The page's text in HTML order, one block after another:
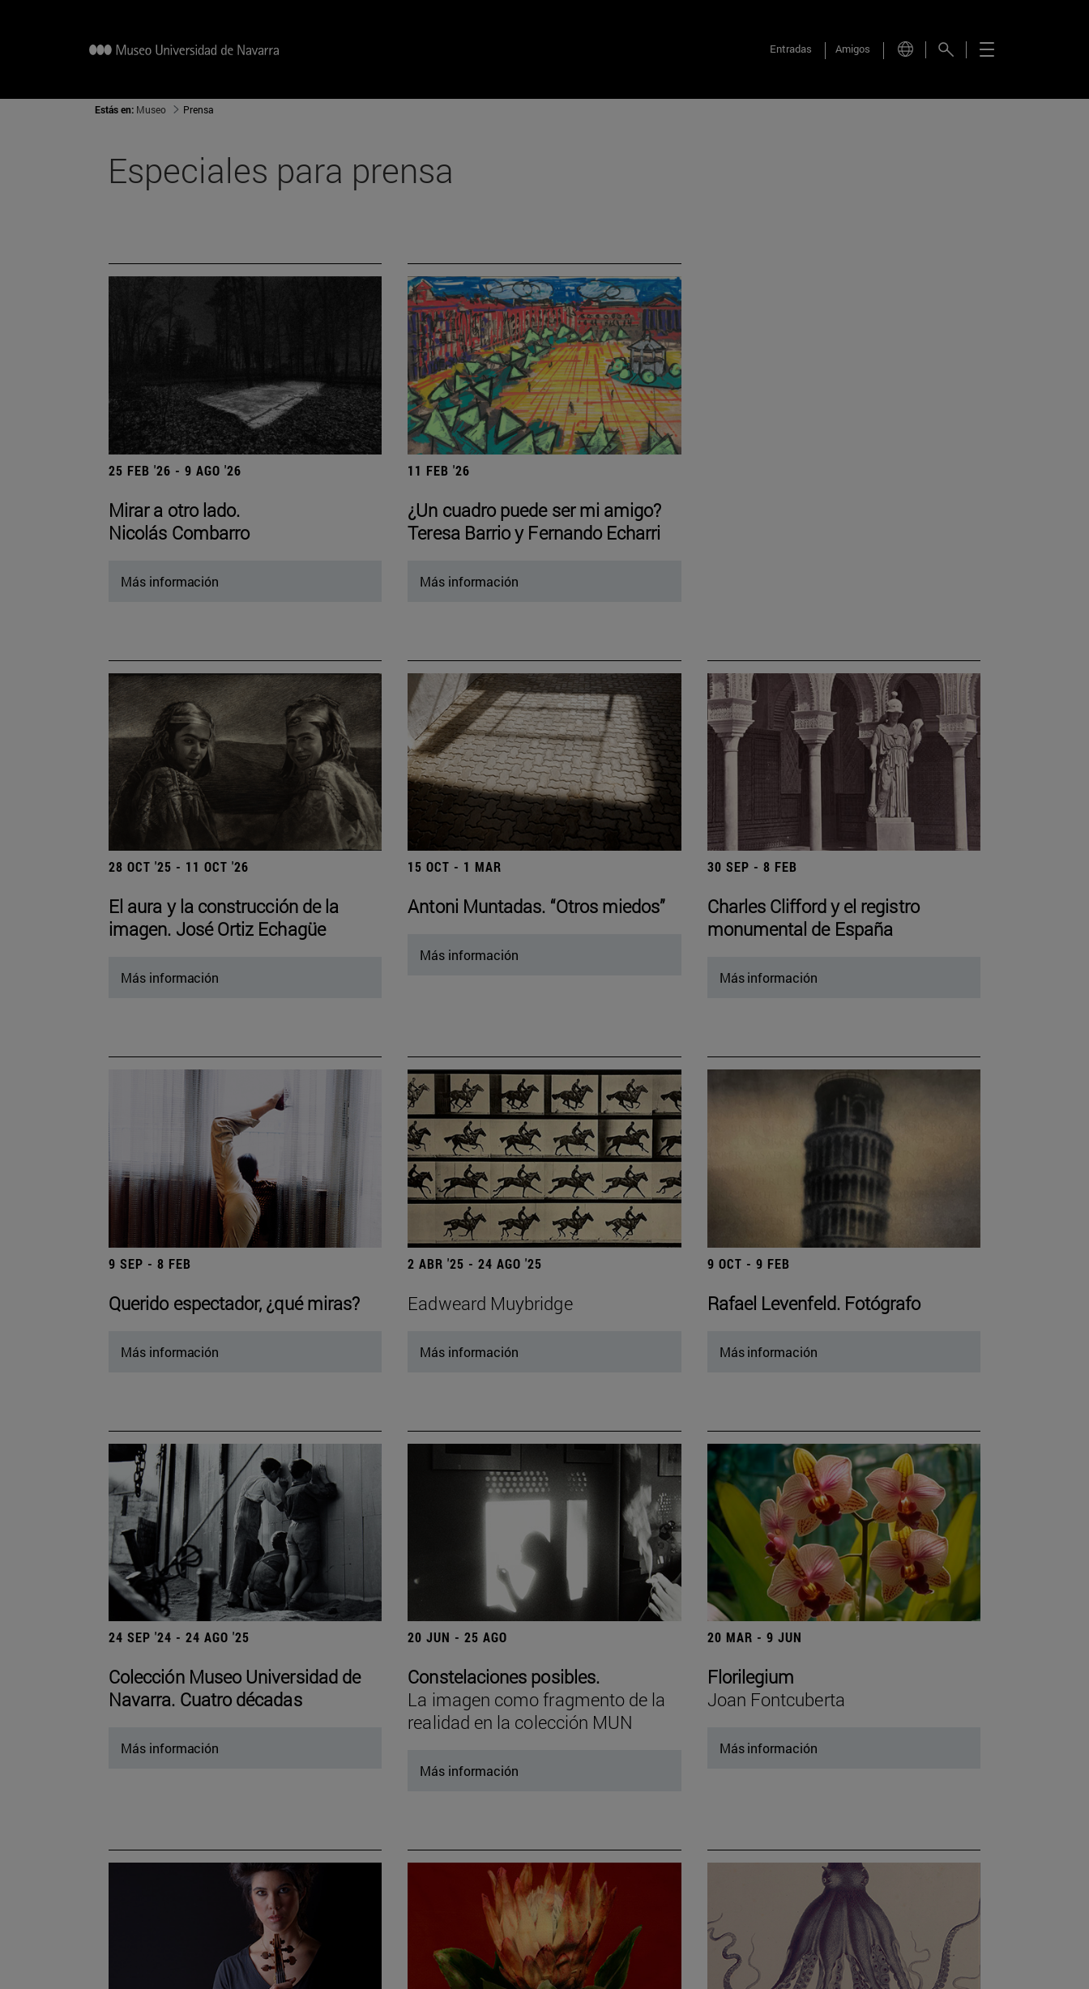
Entradas Amigos
Estás en: Museo Prensa
Especiales para prensa
25 FEB '26 - 9 AGO '26
Mirar a otro lado.
Nicolás Combarro
Más información
11 FEB '26
¿Un cuadro puede ser mi amigo?
Teresa Barrio y Fernando Echarri
Más información
28 OCT '25 - 11 OCT '26
El aura y la construcción de la
imagen. José Ortiz Echagüe
Más información
15 OCT - 1 MAR
Antoni Muntadas. “Otros miedos”
Más información
30 SEP - 8 FEB
Charles Clifford y el registro
monumental de España
Más información
9 SEP - 8 FEB
Querido espectador, ¿qué miras?
Más información
2 ABR '25 - 24 AGO '25
Eadweard Muybridge
Más información
9 OCT - 9 FEB
Rafael Levenfeld. Fotógrafo
Más información
24 SEP '24 - 24 AGO '25
Colección Museo Universidad de
Navarra. Cuatro décadas
Más información
20 JUN - 25 AGO
Constelaciones posibles.
La imagen como fragmento de la
realidad en la colección MUN
Más información
20 MAR - 9 JUN
Florilegium
Joan Fontcuberta
Más información